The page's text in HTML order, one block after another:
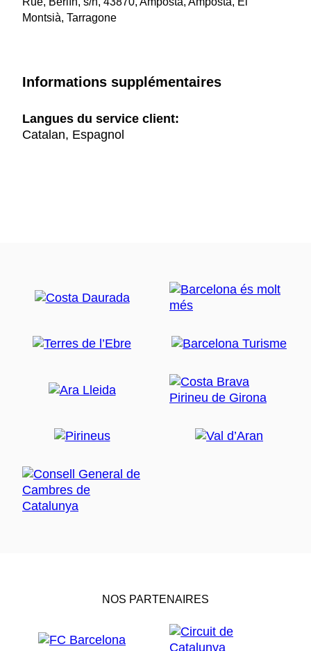
Montsià, Tarragone
Informations supplémentaires
Langues du service client:
Catalan, Espagnol
NOS PARTENAIRES